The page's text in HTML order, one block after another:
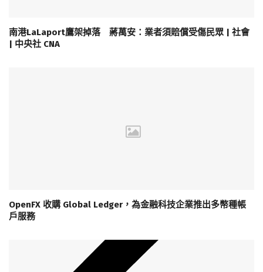
南港LaLaport鷹架掉落 蔣萬安：業者須賠償受傷民眾 | 社會
| 中央社 CNA
OpenFX 收購 Global Ledger，為金融科技企業推出多幣種帳
戶服務